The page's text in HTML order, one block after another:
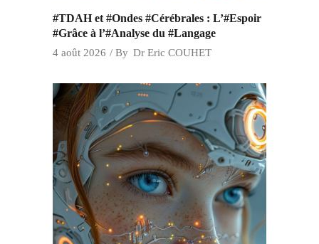
#TDAH et #Ondes #Cérébrales : L’#Espoir
#Grâce à l’#Analyse du #Langage
4 août 2026 By Dr Eric COUHET